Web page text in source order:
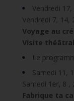
Vendredi
Vendredi 7, 14,
Voyage au
Visite
Le
Samedi 11,
Samedi 1er, 8 ,
Fabrique ta